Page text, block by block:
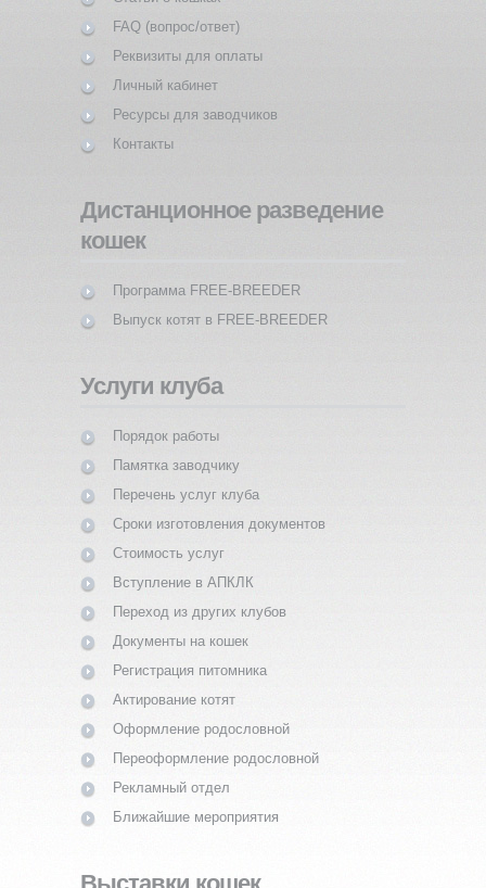
FAQ (вопрос/ответ)
Реквизиты для оплаты
Личный кабинет
Ресурсы для заводчиков
Контакты
Дистанционное разведение
кошек
Программа FREE-BREEDER
Выпуск котят в FREE-BREEDER
Услуги клуба
Порядок работы
Памятка заводчику
Перечень услуг клуба
Сроки изготовления документов
Стоимость услуг
Вступление в АПКЛК
Переход из других клубов
Документы на кошек
Регистрация питомника
Актирование котят
Оформление родословной
Переоформление родословной
Рекламный отдел
Ближайшие мероприятия
Выставки кошек